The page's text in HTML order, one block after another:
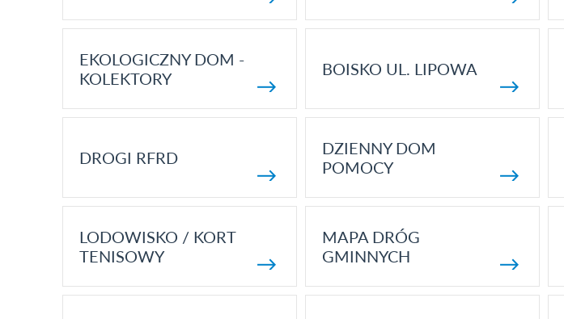
EKOLOGICZNY DOM -
KOLEKTORY
BOISKO UL. LIPOWA
DROGI RFRD
DZIENNY DOM
POMOCY
LODOWISKO / KORT
TENISOWY
MAPA DRÓG
GMINNYCH